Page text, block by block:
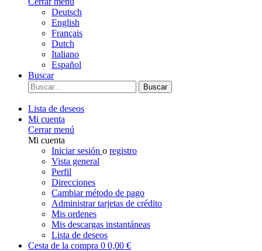
Deutsch
English
Français
Dutch
Italiano
Español
Buscar
Buscar
Lista de deseos
Mi cuenta
Cerrar menú
Mi cuenta
Iniciar sesión o registro
Vista general
Perfil
Direcciones
Cambiar método de pago
Administrar tarjetas de crédito
Mis ordenes
Mis descargas instantáneas
Lista de deseos
Cesta de la compra 0 0,00 €